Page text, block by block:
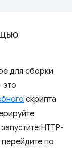
для сборки
скрипта
HTTP-
по